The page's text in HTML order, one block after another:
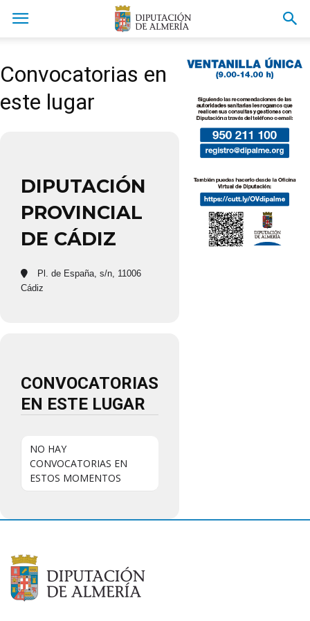
Convocatorias en
este lugar
DIPUTACIÓN
PROVINCIAL
DE CÁDIZ
Pl. de España, s/n, 11006
Cádiz
CONVOCATORIAS
EN ESTE LUGAR
NO HAY
CONVOCATORIAS EN
ESTOS MOMENTOS